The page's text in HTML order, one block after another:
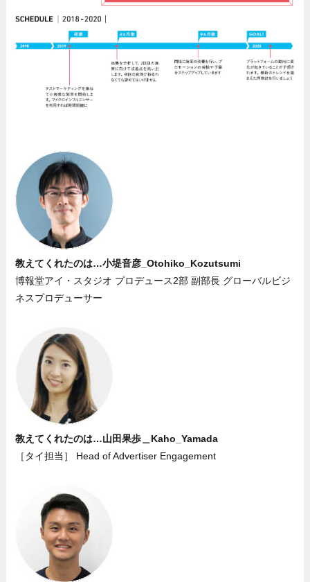
教えてくれたのは…小堤音彦_Otohiko_Kozutsumi
博報堂アイ・スタジオ プロデュース2部 副部長 グローバルビジ
ネスプロデューサー
教えてくれたのは…山田果歩＿Kaho_Yamada
［タイ担当］ Head of Advertiser Engagement